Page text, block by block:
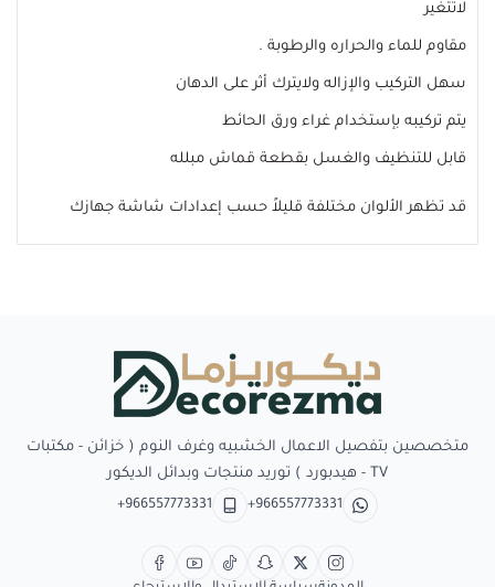
لاتتغير
مقاوم للماء والحراره والرطوبة .
سهل التركيب والإزاله ولايترك أثر على الدهان
يتم تركيبه بإستخدام غراء ورق الحائط
قابل للتنظيف والغسل بقطعة قماش مبلله
قد تظهر الألوان مختلفة قليلاً حسب إعدادات شاشة جهازك
متخصصين بتفصيل الاعمال الخشبيه وغرف النوم ( خزائن - مكتبات
TV - هيدبورد ) توريد منتجات وبدائل الديكور
+966557773331
+966557773331